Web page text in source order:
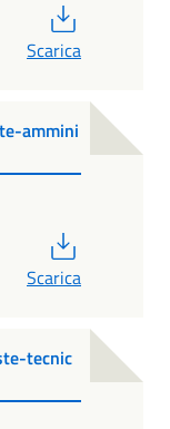
Scarica
ammini
Scarica
tecnic